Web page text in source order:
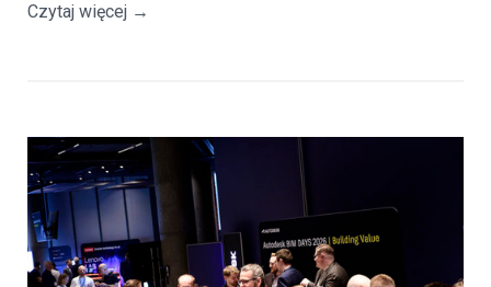
Czytaj więcej →